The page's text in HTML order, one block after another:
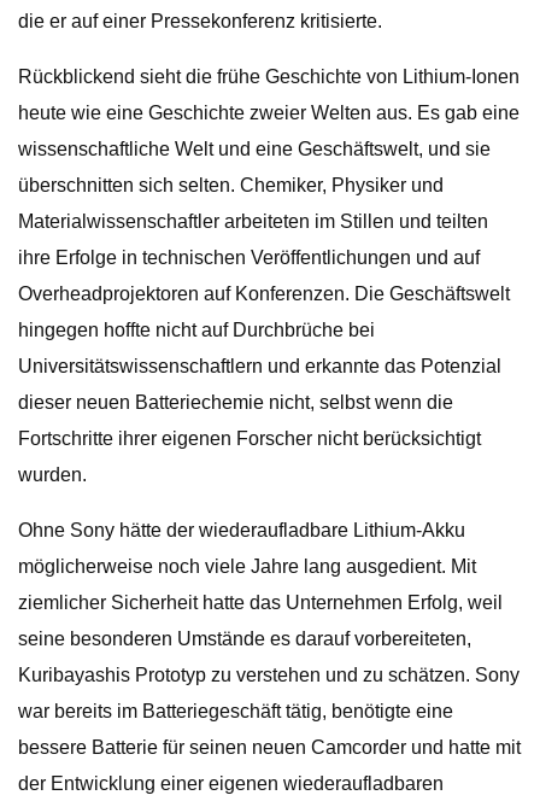
die er auf einer Pressekonferenz kritisierte.
Rückblickend sieht die frühe Geschichte von Lithium-Ionen
heute wie eine Geschichte zweier Welten aus. Es gab eine
wissenschaftliche Welt und eine Geschäftswelt, und sie
überschnitten sich selten. Chemiker, Physiker und
Materialwissenschaftler arbeiteten im Stillen und teilten
ihre Erfolge in technischen Veröffentlichungen und auf
Overheadprojektoren auf Konferenzen. Die Geschäftswelt
hingegen hoffte nicht auf Durchbrüche bei
Universitätswissenschaftlern und erkannte das Potenzial
dieser neuen Batteriechemie nicht, selbst wenn die
Fortschritte ihrer eigenen Forscher nicht berücksichtigt
wurden.
Ohne Sony hätte der wiederaufladbare Lithium-Akku
möglicherweise noch viele Jahre lang ausgedient. Mit
ziemlicher Sicherheit hatte das Unternehmen Erfolg, weil
seine besonderen Umstände es darauf vorbereiteten,
Kuribayashis Prototyp zu verstehen und zu schätzen. Sony
war bereits im Batteriegeschäft tätig, benötigte eine
bessere Batterie für seinen neuen Camcorder und hatte mit
der Entwicklung einer eigenen wiederaufladbaren